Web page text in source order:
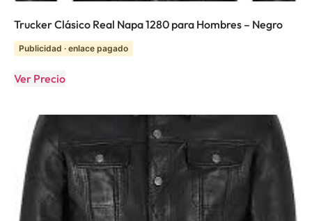
Trucker Clásico Real Napa 1280 para Hombres – Negro
Publicidad · enlace pagado
Ver Precio